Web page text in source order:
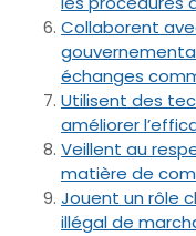
Collaborent
échanges
Utilisent des
améliorer
Veillent au
matière de
Jouent un rôle
illégal de